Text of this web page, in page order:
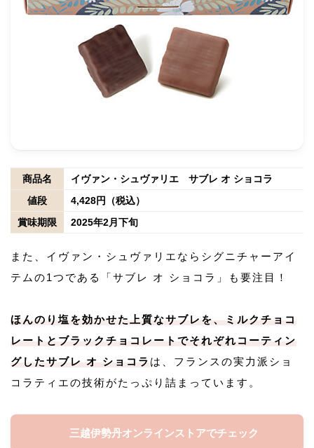
商品名
イヴァン・シュヴァリエ サブレ オ ショコラ
値段
4,428円（税込）
賞味期限
2025年2月下旬
また、イヴァン・シュヴァリエならシグニチャーアイ
テムの1つである「サブレ オ ショコラ」も要注目！
ほんのり塩を効かせた上質なサブレを、ミルクチョコ
レートとブラックチョコレートでそれぞれコーティン
グしたサブレ オ ショコラ は、フランスの実力派ショ
コラティエの技術がたっぷり詰まっています。
三越伊勢丹オンラインストアでチェック